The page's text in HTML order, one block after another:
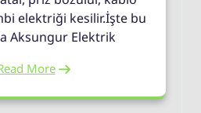
elektriği kesilir.İşte bu
Aksungur Elektrik
More